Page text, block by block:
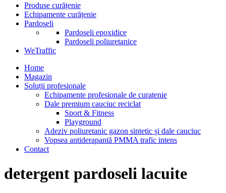
Produse curățenie
Echipamente curățenie
Pardoseli
Pardoseli epoxidice
Pardoseli poliuretanice
WeTraffic
Home
Magazin
Soluții profesionale
Echipamente profesionale de curatenie
Dale premium cauciuc reciclat
Sport & Fitness
Playground
Adeziv poliuretanic gazon sintetic și dale cauciuc
Vopsea antiderapantă PMMA trafic intens
Contact
detergent pardoseli lacuite